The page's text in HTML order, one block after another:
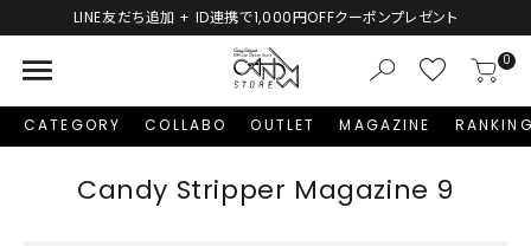
LINE友だち追加 + ID連携で1,000円OFFクーポンプレゼント
menu 0
CATEGORY COLLABO OUTLET MAGAZINE
Candy Stripper Magazine 9